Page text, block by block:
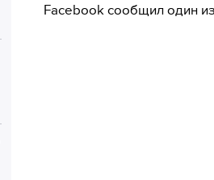
Facebook сообщил один